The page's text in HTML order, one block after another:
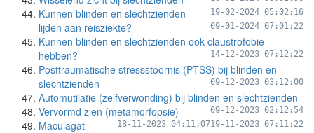
19-02-2024 05:02:16
Kunnen blinden en slechtzienden
lijden aan reisziekte?
09-01-2024 07:01:22
Kunnen blinden en slechtzienden ook claustrofobie
hebben?
14-12-2023 07:12:22
Posttraumatische stressstoornis (PTSS) bij blinden en
slechtzienden
09-12-2023 03:12:00
Automutilatie (zelfverwonding) bij blinden en slechtzienden
09-12-2023 02:12:54
Vervormd zien (metamorfopsie)
19-11-2023 07:11:22
Maculagat 18-11-2023 04:11:07